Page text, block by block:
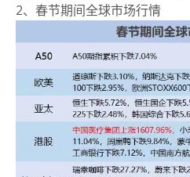
2、春节期间全球市场行情